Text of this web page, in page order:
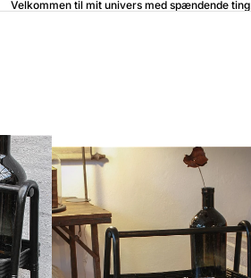
Velkommen til mit univers med spændende ting